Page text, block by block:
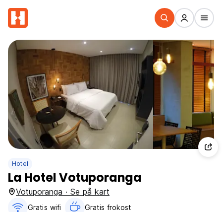
Hotel
La Hotel Votuporanga
Votuporanga · Se på kart
Gratis wifi‎ Gratis frokost‎